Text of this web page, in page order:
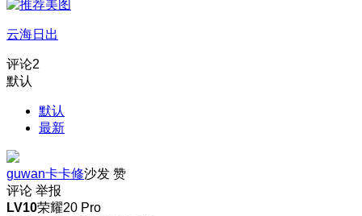
云海日出
评论2
默认
默认
最新
guwan卡卡修沙发 赞
评论 举报
LV10荣耀20 Pro